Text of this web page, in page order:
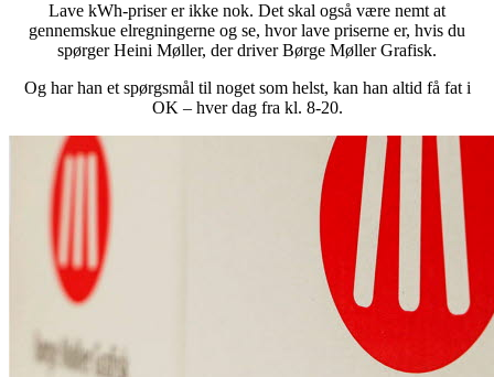
Følg elprisen time for
time, og få overblik over
virksomhedens forbrug i
Min OK. Her kan du
nemt se, hvornår
strømmen er billigst – og
hvordan virksomheden
bruger den. Det giver dig
Lave kWh-priser er ikke nok. Det skal også være nemt at
gennemskue elregningerne og se, hvor lave priserne er, hvis du
spørger Heini Møller, der driver Børge Møller Grafisk.
Og har han et spørgsmål til noget som helst, kan han altid få fat i
OK – hver dag fra kl. 8-20.